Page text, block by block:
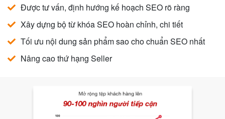
Được tư vấn, định hướng kế hoạch SEO rõ ràng
Xây dựng bộ từ khóa SEO hoàn chỉnh, chi tiết
Tối ưu nội dung sản phẩm sao cho chuẩn SEO nhất
Nâng cao thứ hạng Seller